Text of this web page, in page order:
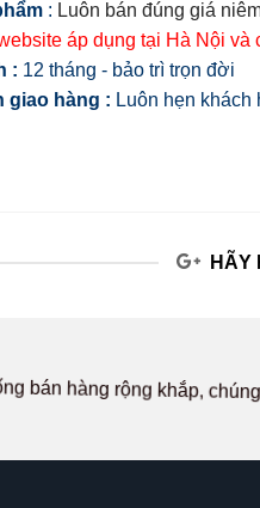
: Luôn bán đúng giá
áp dụng tại Hà Nội và
: 12 tháng - bảo trì trọn đời
giao hàng : Luôn hẹn
HÃY
bán hàng rộng khắp,